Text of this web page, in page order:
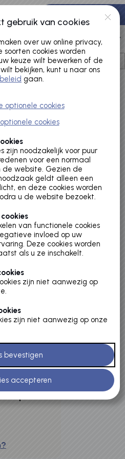
Account
van de Gemeente Kampen.
mogelijk de
binnensportaccommodaties
reservering kunt u plaatsen
naar
om de beschikbaarheid
te bekijken.
gebruik van cookies
over uw online privacy,
soorten cookies worden
keuze wilt bewerken of de
bekijken, kunt u naar ons
gaan.
optionele cookies
cookies
zijn noodzakelijk voor puur
voor een normaal
de website. Gezien de
geldt alleen een
en deze cookies worden
u de website bezoekt.
van functionele cookies
invloed op uw
Deze cookies worden
als u ze inschakelt.
zijn niet aanwezig op
zijn niet aanwezig op onze